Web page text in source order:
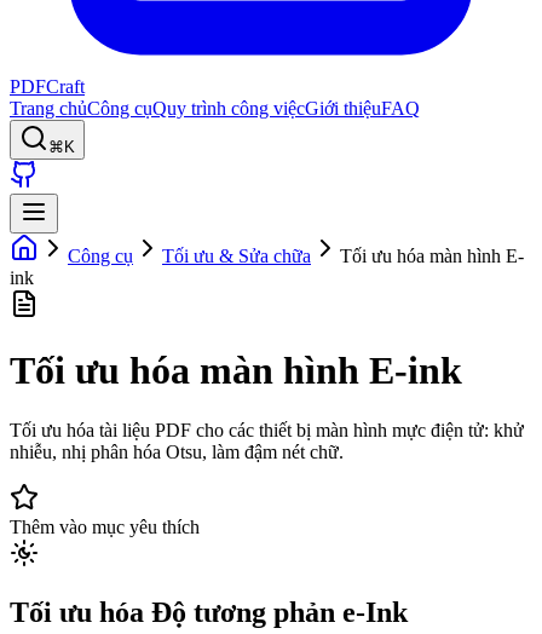
PDFCraft
Trang chủCông cụQuy trình công việcGiới thiệuFAQ
⌘K
Công cụ Tối ưu & Sửa chữa
Tối ưu hóa màn hình E-
ink
Tối ưu hóa màn hình E-ink
Tối ưu hóa tài liệu PDF cho các thiết bị màn hình mực điện tử: khử
nhiễu, nhị phân hóa Otsu, làm đậm nét chữ.
Thêm vào mục yêu thích
Tối ưu hóa Độ tương phản e-Ink